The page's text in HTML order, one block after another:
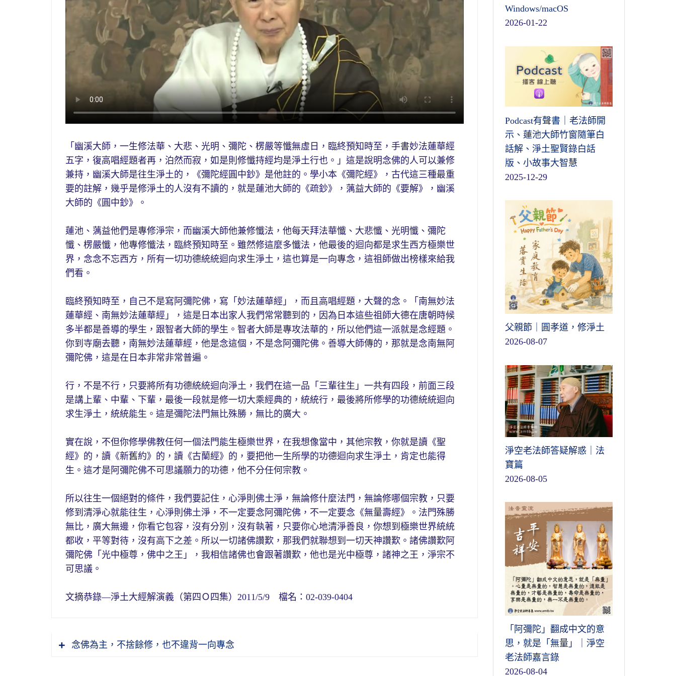
「幽溪大師，一生修法華、大悲、光明、彌陀、楞嚴等懺無虛日，臨終預知時至，手書妙法蓮華經
五字，復高唱經題者再，泊然而寂，如是則修懺持經均是淨土行也。」這是說明念佛的人可以兼修
兼持，幽溪大師是往生淨土的，《彌陀經圓中鈔》是他註的。學小本《彌陀經》，古代這三種最重
要的註解，幾乎是修淨土的人沒有不讀的，就是蓮池大師的《疏鈔》，蕅益大師的《要解》，幽溪
大師的《圓中鈔》。
蓮池、蕅益他們是專修淨宗，而幽溪大師他兼修懺法，他每天拜法華懺、大悲懺、光明懺、彌陀
懺、楞嚴懺，他專修懺法，臨終預知時至。雖然修這麼多懺法，他最後的迴向都是求生西方極樂世
界，念念不忘西方，所有一切功德統統迴向求生淨土，這也算是一向專念，這祖師做出榜樣來給我
們看。
臨終預知時至，自己不是寫阿彌陀佛，寫「妙法蓮華經」，而且高唱經題，大聲的念。「南無妙法
蓮華經、南無妙法蓮華經」，這是日本出家人我們常常聽到的，因為日本這些祖師大德在唐朝時候
多半都是善導的學生，跟智者大師的學生。智者大師是專攻法華的，所以他們這一派就是念經題。
你到寺廟去聽，南無妙法蓮華經，他是念這個，不是念阿彌陀佛。善導大師傳的，那就是念南無阿
彌陀佛，這是在日本非常非常普遍。
行，不是不行，只要將所有功德統統迴向淨土，我們在這一品「三輩往生」一共有四段，前面三段
是講上輩、中輩、下輩，最後一段就是修一切大乘經典的，統統行，最後將所修學的功德統統迴向
求生淨土，統統能生。這是彌陀法門無比殊勝，無比的廣大。
實在說，不但你修學佛教任何一個法門能生極樂世界，在我想像當中，其他宗教，你就是讀《聖
經》的，讀《新舊約》的，讀《古蘭經》的，要把他一生所學的功德迴向求生淨土，肯定也能得
生。這才是阿彌陀佛不可思議願力的功德，他不分任何宗教。
所以往生一個絕對的條件，我們要記住，心淨則佛土淨，無論修什麼法門，無論修哪個宗教，只要
修到清淨心就能往生，心淨則佛土淨，不一定要念阿彌陀佛，不一定要念《無量壽經》。法門殊勝
無比，廣大無邊，你看它包容，沒有分別，沒有執著，只要你心地清淨善良，你想到極樂世界統統
都收，平等對待，沒有高下之差。所以一切諸佛讚歎，那我們就聯想到一切天神讚歎。諸佛讚歎阿
彌陀佛「光中極尊，佛中之王」，我相信諸佛也會跟著讚歎，他也是光中極尊，諸神之王，淨宗不
可思議。
文摘恭錄—淨土大經解演義（第四Ｏ四集）2011/5/9 檔名：02-039-0404
念佛為主，不捨餘修，也不違背一向專念
Windows/macOS
2026-01-22
Podcast有聲書｜老法師開
示、蓮池大師竹窗隨筆白
話解、淨土聖賢錄白話
版、小故事大智慧
2025-12-29
父親節｜圓孝道，修淨土
2026-08-07
淨空老法師答疑解惑｜法
寶篇
2026-08-05
「阿彌陀」翻成中文的意
思，就是「無量」｜淨空
老法師嘉言錄
2026-08-04